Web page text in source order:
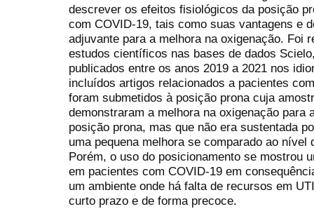
descrever os efeitos fisiológicos da posição
com COVID-19, tais como suas vantagens e
adjuvante para a melhora na oxigenação. Foi
estudos científicos nas bases de dados
publicados entre os anos 2019 a 2021 nos
incluídos artigos relacionados a pacientes
foram submetidos à posição prona cuja
demonstraram a melhora na oxigenação para
posição prona, mas que não era sustentada
uma pequena melhora se comparado ao
Porém, o uso do posicionamento se mostrou
em pacientes com COVID-19 em
um ambiente onde há falta de recursos em
curto prazo e de forma precoce.